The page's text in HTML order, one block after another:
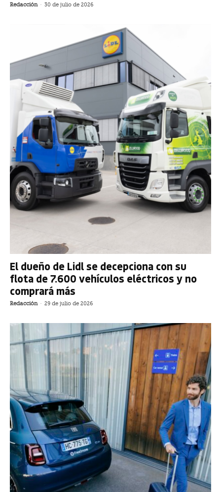
Redacción - 30 de julio de 2026
El dueño de Lidl se decepciona con su
flota de 7.600 vehículos eléctricos y no
comprará más
Redacción - 29 de julio de 2026